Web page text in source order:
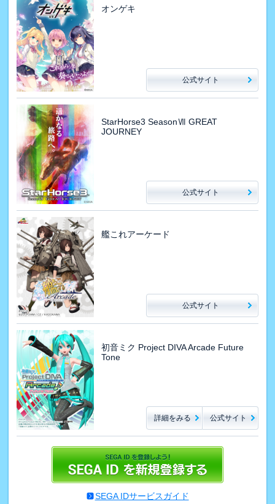
オンゲキ
公式サイト
StarHorse3 SeasonⅦ GREAT
JOURNEY
公式サイト
艦これアーケード
公式サイト
初音ミク Project DIVA Arcade Future
Tone
詳細をみる 公式サイト
SEGA IDサービスガイド